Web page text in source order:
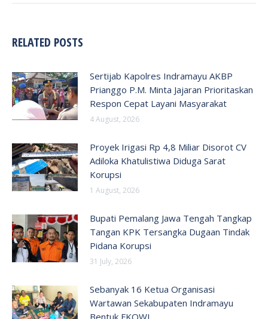
RELATED POSTS
Sertijab Kapolres Indramayu AKBP
Prianggo P.M. Minta Jajaran Prioritaskan
Respon Cepat Layani Masyarakat
4 August, 2026
Proyek Irigasi Rp 4,8 Miliar Disorot CV
Adiloka Khatulistiwa Diduga Sarat
Korupsi
1 August, 2026
Bupati Pemalang Jawa Tengah Tangkap
Tangan KPK Tersangka Dugaan Tindak
Pidana Korupsi
31 July, 2026
Sebanyak 16 Ketua Organisasi
Wartawan Sekabupaten Indramayu
Bentuk FKOWI